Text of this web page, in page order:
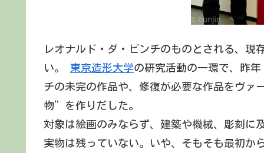
レオナルド・ダ・ビンチのものとされる、現
い。 東京造形大学の研究活動の一環で、昨
チの未完の作品や、修復が必要な作品をヴ
物”を作りだした。
対象は絵画のみならず、建築や機械、彫刻に
実物は残っていない。いや、そもそも最初か